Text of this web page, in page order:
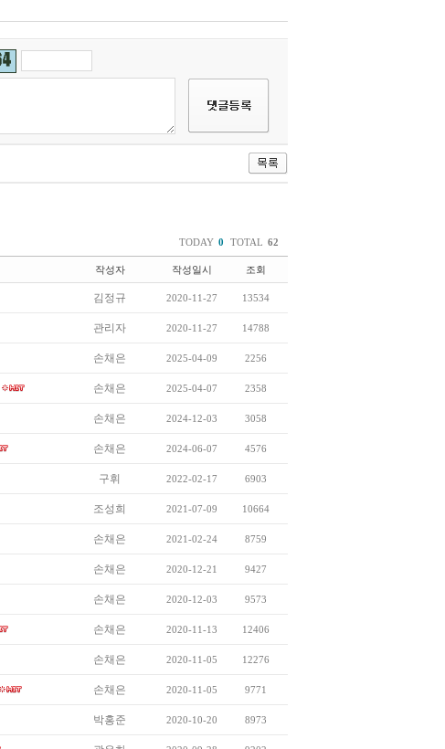
TODAY 0 TOTAL 62
작성자 작성일시 조회
김정규 2020-11-27 13534
관리자 2020-11-27 14788
손채은 2025-04-09 2256
손채은 2025-04-07 2358
손채은 2024-12-03 3058
손채은 2024-06-07 4576
구휘 2022-02-17 6903
조성희 2021-07-09 10664
손채은 2021-02-24 8759
손채은 2020-12-21 9427
손채은 2020-12-03 9573
손채은 2020-11-13 12406
손채은 2020-11-05 12276
손채은 2020-11-05 9771
박홍준 2020-10-20 8973